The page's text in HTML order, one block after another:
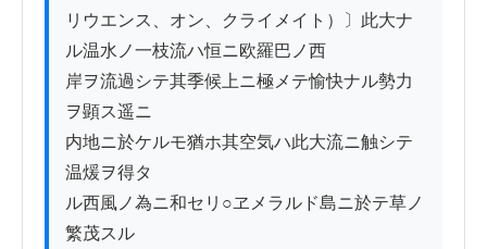
リウエンス、オン、クライメイト）〕此大ナ
ル温水ノ一枝流ハ恒ニ欧羅巴ノ西
岸ヲ流過シテ其季候上ニ極メテ愉快ナル勢力
ヲ顕ス遥ニ
内地ニ於ケルモ猶ホ其空気ハ此大流ニ触シテ
温煖ヲ得タ
ル西風ノ為ニ和セリ○ヱメラルド島ニ於テ草ノ
繁茂スル